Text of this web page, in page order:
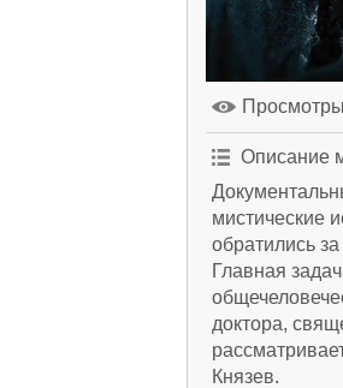
Просмотры
Описание
мистические
обратились
Главная
доктора,
Князев.